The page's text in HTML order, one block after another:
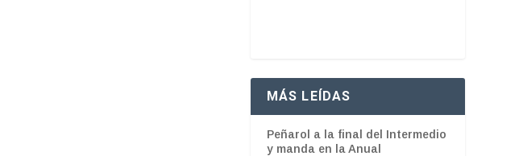
MÁS LEÍDAS
Peñarol a la final del Intermedio
y manda en la Anual